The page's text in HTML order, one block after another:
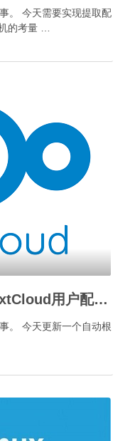
。 今天需要实现提取配
的考量 …
如何自动根据职位设置NextCloud用户配额？
。 今天更新一个自动根